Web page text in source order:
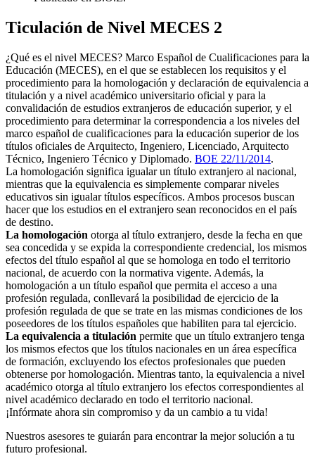
Ticulación de Nivel MECES 2
¿Qué es el nivel MECES? Marco Español de Cualificaciones para la
Educación (MECES), en el que se establecen los requisitos y el
procedimiento para la homologación y declaración de equivalencia a
titulación y a nivel académico universitario oficial y para la
convalidación de estudios extranjeros de educación superior, y el
procedimiento para determinar la correspondencia a los niveles del
marco español de cualificaciones para la educación superior de los
títulos oficiales de Arquitecto, Ingeniero, Licenciado, Arquitecto
Técnico, Ingeniero Técnico y Diplomado. BOE 22/11/2014.
La homologación significa igualar un título extranjero al nacional,
mientras que la equivalencia es simplemente comparar niveles
educativos sin igualar títulos específicos. Ambos procesos buscan
hacer que los estudios en el extranjero sean reconocidos en el país
de destino.
La homologación otorga al título extranjero, desde la fecha en que
sea concedida y se expida la correspondiente credencial, los mismos
efectos del título español al que se homologa en todo el territorio
nacional, de acuerdo con la normativa vigente. Además, la
homologación a un título español que permita el acceso a una
profesión regulada, conllevará la posibilidad de ejercicio de la
profesión regulada de que se trate en las mismas condiciones de los
poseedores de los títulos españoles que habiliten para tal ejercicio.
La equivalencia a titulación permite que un título extranjero tenga
los mismos efectos que los títulos nacionales en un área específica
de formación, excluyendo los efectos profesionales que pueden
obtenerse por homologación. Mientras tanto, la equivalencia a nivel
académico otorga al título extranjero los efectos correspondientes al
nivel académico declarado en todo el territorio nacional.
¡Infórmate ahora sin compromiso y da un cambio a tu vida!
Nuestros asesores te guiarán para encontrar la mejor solución a tu
futuro profesional.